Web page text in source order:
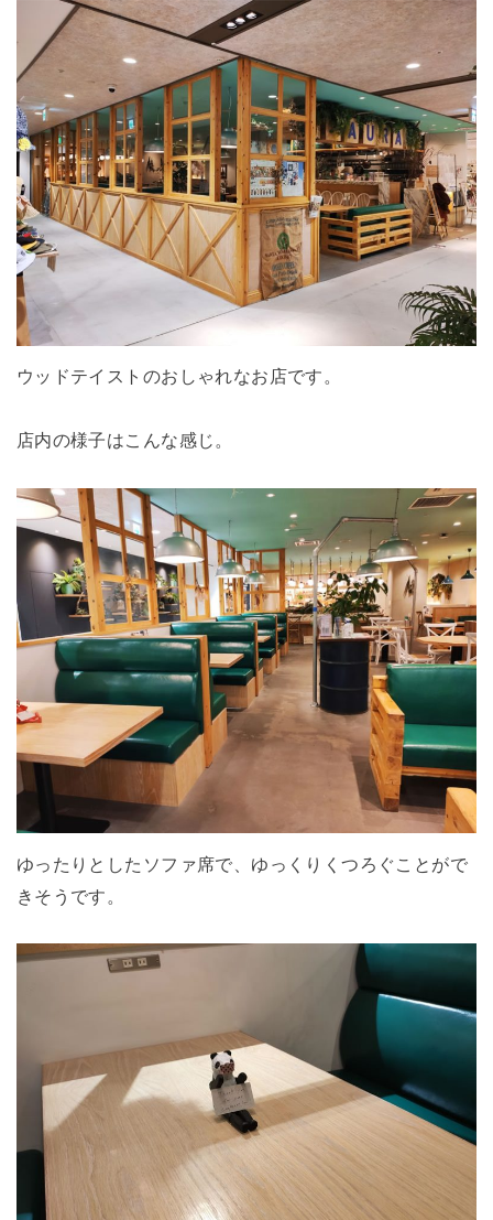
ウッドテイストのおしゃれなお店です。
店内の様子はこんな感じ。
ゆったりとしたソファ席で、ゆっくりくつろぐことがで
きそうです。